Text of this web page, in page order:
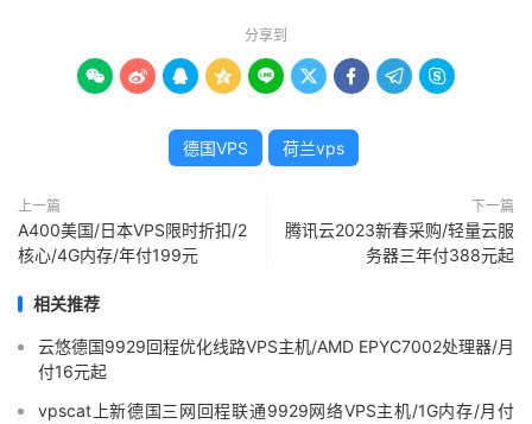
分享到
        
德国VPS 荷兰vps
上一篇
A400美国/日本VPS限时折扣/2
核心/4G内存/年付199元
下一篇
腾讯云2023新春采购/轻量云服
务器三年付388元起
相关推荐
云悠德国9929回程优化线路VPS主机/AMD EPYC7002处理器/月
付16元起
vpscat上新德国三网回程联通9929网络VPS主机/1G内存/月付